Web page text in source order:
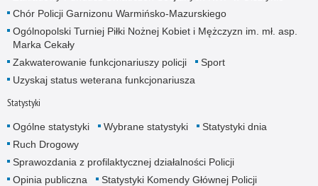
Chór Policji Garnizonu Warmińsko-Mazurskiego
Ogólnopolski Turniej Piłki Nożnej Kobiet i Mężczyzn im. mł. asp.
Marka Cekały
Zakwaterowanie funkcjonariuszy policji
Sport
Uzyskaj status weterana funkcjonariusza
Statystyki
Ogólne statystyki Wybrane statystyki
Statystyki dnia
Ruch Drogowy
Sprawozdania z profilaktycznej działalności Policji
Opinia publiczna
Statystyki Komendy Głównej Policji